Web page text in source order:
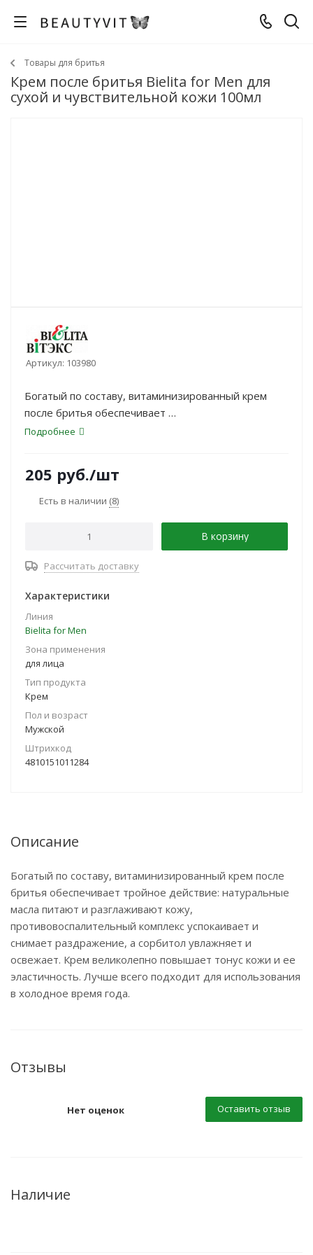
Товары для бритья
Крем после бритья Bielita for Men для
сухой и чувствительной кожи 100мл
Артикул: 103980
Богатый по составу, витаминизированный крем
после бритья обеспечивает
тройное действие: натуральные масла питают и
снимает раздражение, а
сорбитол увлажняет и освежает. Крем великолепно
эластичность. Лучше всего подходит для
использования в холодное время
года.
Подробнее
205 руб./шт
Есть в наличии (8)
В корзину
Рассчитать доставку
Характеристики
Линия
Bielita for Men
Зона применения
для лица
Тип продукта
Крем
Пол и возраст
Мужской
Штрихкод
4810151011284
Описание
Богатый по составу, витаминизированный крем после
бритья обеспечивает тройное действие: натуральные
масла питают и разглаживают кожу,
противовоспалительный комплекс успокаивает и
снимает раздражение, а сорбитол увлажняет и
освежает. Крем великолепно повышает тонус кожи и ее
эластичность. Лучше всего подходит для использования
в холодное время года.
Отзывы
Нет оценок Оставить отзыв
Наличие